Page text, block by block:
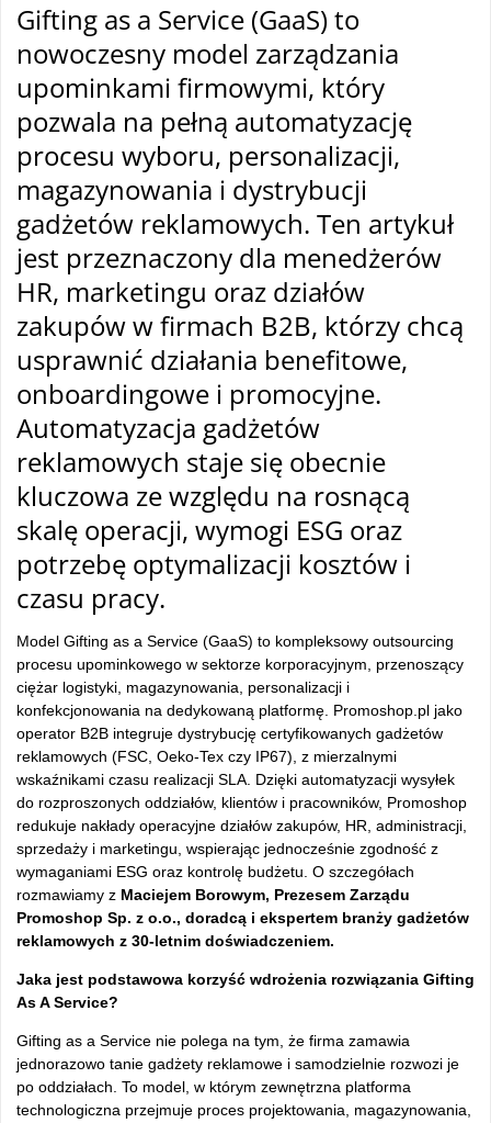
Gifting as a Service (GaaS) to
nowoczesny model zarządzania
upominkami firmowymi, który
pozwala na pełną automatyzację
procesu wyboru, personalizacji,
magazynowania i dystrybucji
gadżetów reklamowych. Ten artykuł
jest przeznaczony dla menedżerów
HR, marketingu oraz działów
zakupów w firmach B2B, którzy chcą
usprawnić działania benefitowe,
onboardingowe i promocyjne.
Automatyzacja gadżetów
reklamowych staje się obecnie
kluczowa ze względu na rosnącą
skalę operacji, wymogi ESG oraz
potrzebę optymalizacji kosztów i
czasu pracy.
Model Gifting as a Service (GaaS) to kompleksowy outsourcing
procesu upominkowego w sektorze korporacyjnym, przenoszący
ciężar logistyki, magazynowania, personalizacji i
konfekcjonowania na dedykowaną platformę. Promoshop.pl jako
operator B2B integruje dystrybucję certyfikowanych gadżetów
reklamowych (FSC, Oeko‑Tex czy IP67), z mierzalnymi
wskaźnikami czasu realizacji SLA. Dzięki automatyzacji wysyłek
do rozproszonych oddziałów, klientów i pracowników, Promoshop
redukuje nakłady operacyjne działów zakupów, HR, administracji,
sprzedaży i marketingu, wspierając jednocześnie zgodność z
wymaganiami ESG oraz kontrolę budżetu. O szczegółach
rozmawiamy z Maciejem Borowym, Prezesem Zarządu
Promoshop Sp. z o.o., doradcą i ekspertem branży gadżetów
reklamowych z 30-letnim doświadczeniem.
Jaka jest podstawowa korzyść wdrożenia rozwiązania Gifting
As A Service?
Gifting as a Service nie polega na tym, że firma zamawia
jednorazowo tanie gadżety reklamowe i samodzielnie rozwozi je
po oddziałach. To model, w którym zewnętrzna platforma
technologiczna przejmuje proces projektowania, magazynowania,